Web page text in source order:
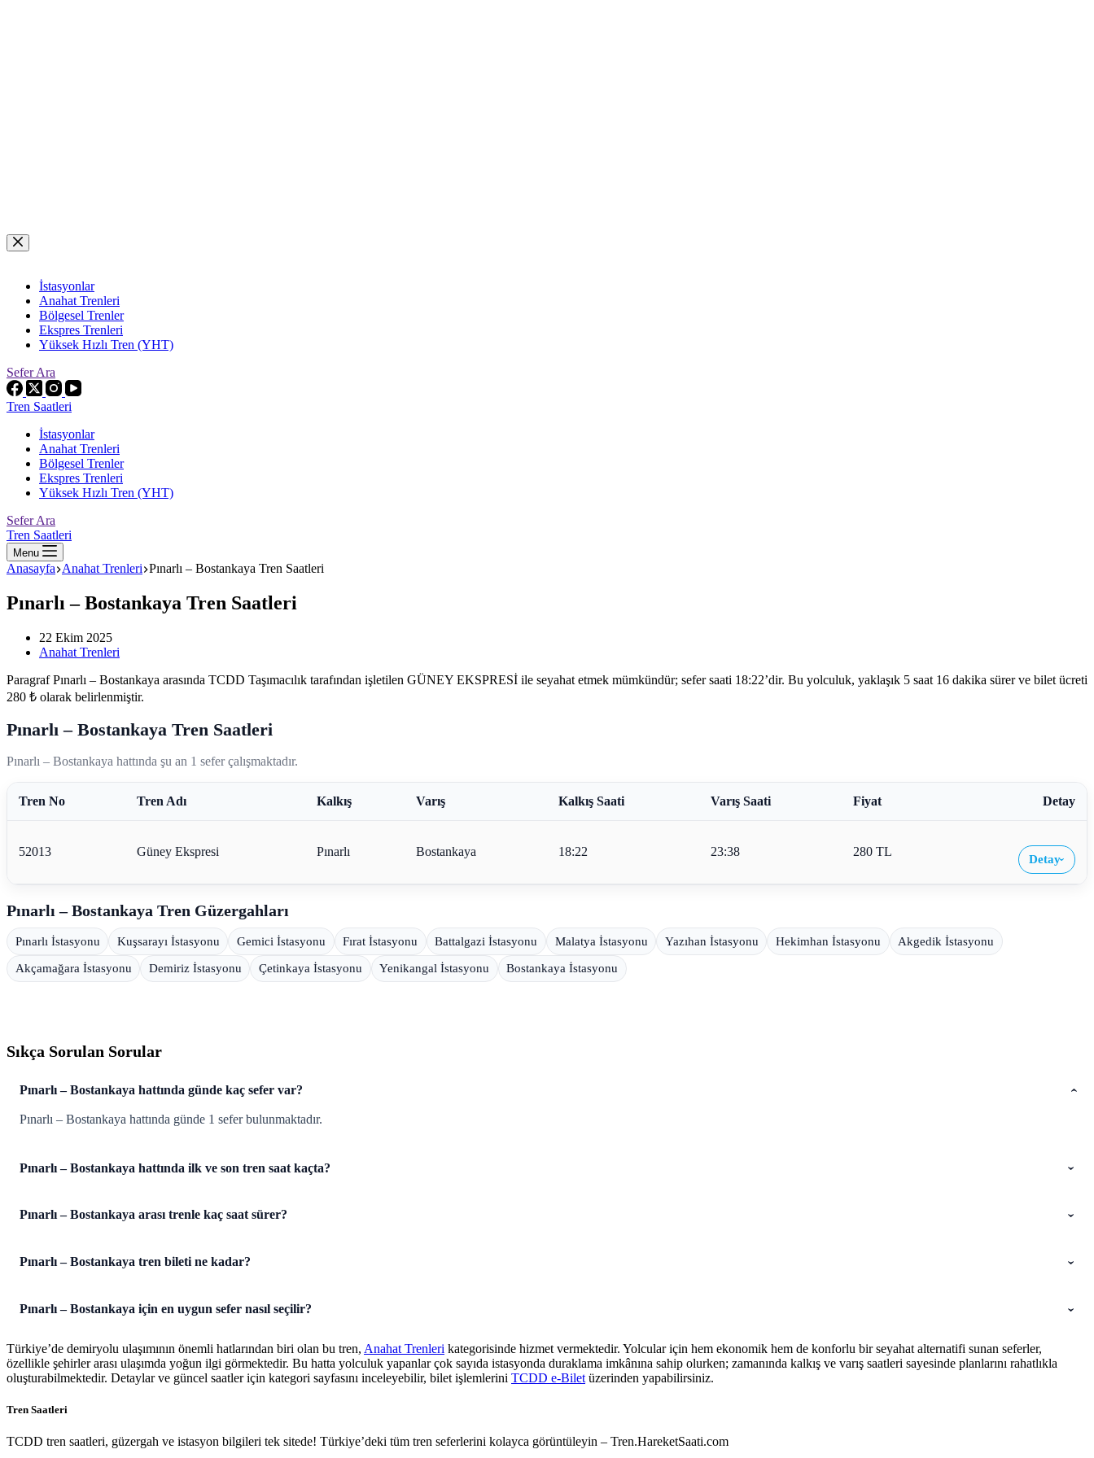
Skip
to
İstasyonlar
Anahat Trenleri
Bölgesel Trenler
Ekspres Trenleri
Yüksek Hızlı Tren (YHT)
Sefer Ara
Tren Saatleri
İstasyonlar
Anahat Trenleri
Bölgesel Trenler
Ekspres Trenleri
Yüksek Hızlı Tren (YHT)
Sefer Ara
Tren Saatleri
Menu
Anasayfa Anahat Trenleri Pınarlı – Bostankaya Tren Saatleri
Pınarlı – Bostankaya Tren Saatleri
22 Ekim 2025
Anahat Trenleri
Paragraf Pınarlı – Bostankaya arasında TCDD Taşımacılık tarafından işletilen GÜNEY EKSPRESİ ile seyahat etmek mümkündür; sefer saati 18:22’dir. Bu yolculuk, yaklaşık 5 saat 16 dakika sürer ve bilet ücreti
280 ₺ olarak belirlenmiştir.
Pınarlı – Bostankaya Tren Saatleri
Pınarlı – Bostankaya hattında şu an 1 sefer çalışmaktadır.
Tren No Tren Adı Kalkış Varış Kalkış Saati Varış Saati Fiyat Detay
52013 Güney Ekspresi Pınarlı Bostankaya 18:22 23:38 280 TL
Detay›
Pınarlı – Bostankaya Tren Güzergahları
Pınarlı İstasyonu Kuşsarayı İstasyonu Gemici İstasyonu Fırat İstasyonu Battalgazi İstasyonu Malatya İstasyonu Yazıhan İstasyonu Hekimhan İstasyonu Akgedik İstasyonu
Akçamağara İstasyonu Demiriz İstasyonu Çetinkaya İstasyonu Yenikangal İstasyonu Bostankaya İstasyonu
Sıkça Sorulan Sorular
Pınarlı – Bostankaya hattında günde kaç sefer var?
Pınarlı – Bostankaya hattında günde 1 sefer bulunmaktadır.
Pınarlı – Bostankaya hattında ilk ve son tren saat kaçta?
Pınarlı – Bostankaya arası trenle kaç saat sürer?
Pınarlı – Bostankaya tren bileti ne kadar?
Pınarlı – Bostankaya için en uygun sefer nasıl seçilir?
Türkiye’de demiryolu ulaşımının önemli hatlarından biri olan bu tren, Anahat Trenleri kategorisinde hizmet vermektedir. Yolcular için hem ekonomik hem de konforlu bir seyahat alternatifi sunan seferler,
özellikle şehirler arası ulaşımda yoğun ilgi görmektedir. Bu hatta yolculuk yapanlar çok sayıda istasyonda duraklama imkânına sahip olurken; zamanında kalkış ve varış saatleri sayesinde planlarını rahatlıkla
oluşturabilmektedir. Detaylar ve güncel saatler için kategori sayfasını inceleyebilir, bilet işlemlerini TCDD e-Bilet üzerinden yapabilirsiniz.
Tren Saatleri
TCDD tren saatleri, güzergah ve istasyon bilgileri tek sitede! Türkiye’deki tüm tren seferlerini kolayca görüntüleyin – Tren.HareketSaati.com